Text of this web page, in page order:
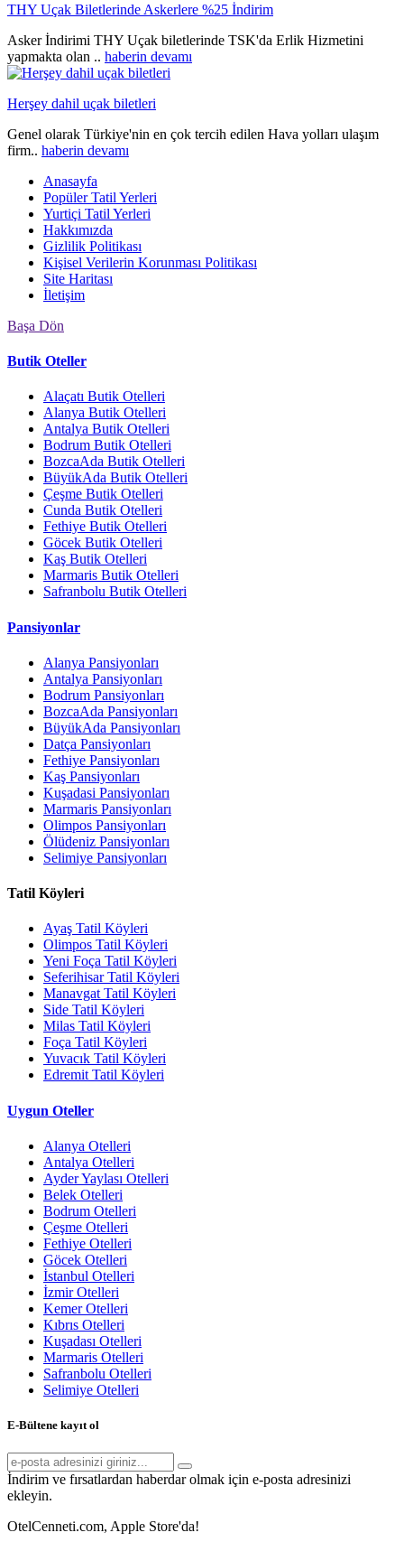
THY Uçak Biletlerinde Askerlere %25 İndirim
Asker İndirimi THY Uçak biletlerinde TSK'da Erlik Hizmetini
yapmakta olan .. haberin devamı
Herşey dahil uçak biletleri
Genel olarak Türkiye'nin en çok tercih edilen Hava yolları ulaşım
firm.. haberin devamı
Anasayfa
Popüler Tatil Yerleri
Yurtiçi Tatil Yerleri
Hakkımızda
Gizlilik Politikası
Kişisel Verilerin Korunması Politikası
Site Haritası
İletişim
Başa Dön
Butik Oteller
Alaçatı Butik Otelleri
Alanya Butik Otelleri
Antalya Butik Otelleri
Bodrum Butik Otelleri
BozcaAda Butik Otelleri
BüyükAda Butik Otelleri
Çeşme Butik Otelleri
Cunda Butik Otelleri
Fethiye Butik Otelleri
Göcek Butik Otelleri
Kaş Butik Otelleri
Marmaris Butik Otelleri
Safranbolu Butik Otelleri
Pansiyonlar
Alanya Pansiyonları
Antalya Pansiyonları
Bodrum Pansiyonları
BozcaAda Pansiyonları
BüyükAda Pansiyonları
Datça Pansiyonları
Fethiye Pansiyonları
Kaş Pansiyonları
Kuşadasi Pansiyonları
Marmaris Pansiyonları
Olimpos Pansiyonları
Ölüdeniz Pansiyonları
Selimiye Pansiyonları
Tatil Köyleri
Ayaş Tatil Köyleri
Olimpos Tatil Köyleri
Yeni Foça Tatil Köyleri
Seferihisar Tatil Köyleri
Manavgat Tatil Köyleri
Side Tatil Köyleri
Milas Tatil Köyleri
Foça Tatil Köyleri
Yuvacık Tatil Köyleri
Edremit Tatil Köyleri
Uygun Oteller
Alanya Otelleri
Antalya Otelleri
Ayder Yaylası Otelleri
Belek Otelleri
Bodrum Otelleri
Çeşme Otelleri
Fethiye Otelleri
Göcek Otelleri
İstanbul Otelleri
İzmir Otelleri
Kemer Otelleri
Kıbrıs Otelleri
Kuşadası Otelleri
Marmaris Otelleri
Safranbolu Otelleri
Selimiye Otelleri
E-Bültene kayıt ol
İndirim ve fırsatlardan haberdar olmak için e-posta adresinizi
ekleyin.
OtelCenneti.com, Apple Store'da!